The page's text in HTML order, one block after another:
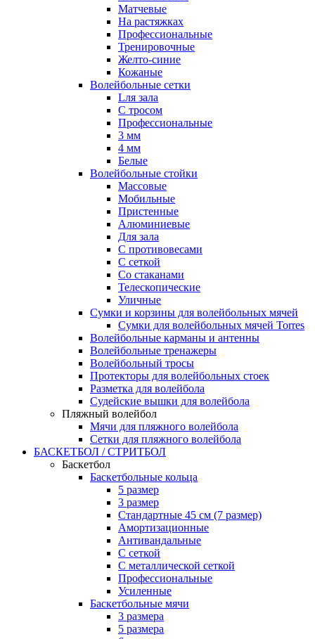
Матчевые
На растяжках
Профессиональные
Тренировочные
Желто-синие
Кожаные
Волейбольные сетки
Lля зала
C тросом
Профессиональные
3 мм
4 мм
Белые
Волейбольные стойки
Массовые
Мобильные
Пристенные
Алюминиевые
Для зала
С противовесами
С сеткой
Со стаканами
Телескопические
Уличные
Сумки и корзины для волейбольных мячей
Сумки для волейбольных мячей Torres
Волейбольные карманы и антенны
Волейбольные тренажеры
Волейбольный тросы
Протекторы для волейбольных стоек
Разметка для волейбола
Судейские вышки для волейбола
Пляжный волейбол
Мячи для пляжного волейбола
Сетки для пляжного волейбола
БАСКЕТБОЛ / СТРИТБОЛ
Баскетбол
Баскетбольные кольца
5 размер
3 размер
Стандартные 45 см (7 размер)
Амортизационные
Антивандальные
С сеткой
С металлической сеткой
Профессиональные
Усиленные
Баскетбольные мячи
3 размера
5 размера